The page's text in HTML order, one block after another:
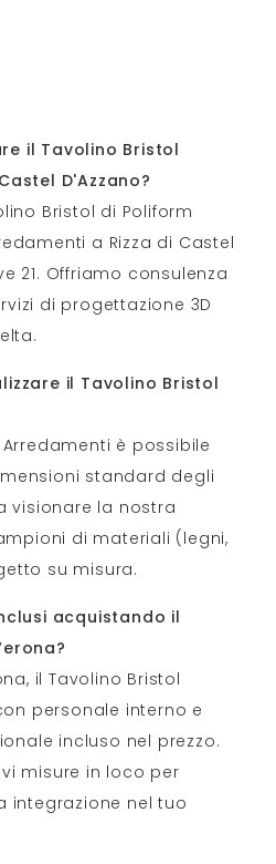
il Tavolino Bristol
D'Azzano?
Bristol di Poliform
a Rizza di Castel
21. Offriamo consulenza
di progettazione 3D
il Tavolino Bristol
è possibile
standard degli
visionare la nostra
di materiali (legni,
su misura.
acquistando il
il Tavolino Bristol
personale interno e
incluso nel prezzo.
misure in loco per
integrazione nel tuo